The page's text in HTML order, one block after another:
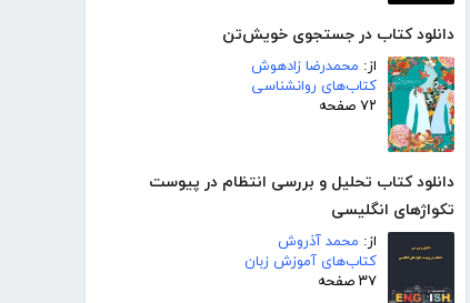
دانلود کتاب در جستجوی خویش‌تن
از: محمدرضا زادهوش
کتاب‌های روانشناسی
۷۲ صفحه
دانلود کتاب تحلیل و بررسی انتظام در پیوست
تکواژهای انگلیسی
از: محمد آذروش
کتاب‌های آموزش زبان
۳۷ صفحه